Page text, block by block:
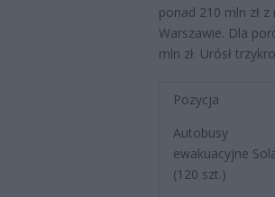
ponad 210 mln zł
Warszawie. Dla
mln zł. Urósł
Pozycja
Autobusy
ewakuacyjne
(120 szt.)